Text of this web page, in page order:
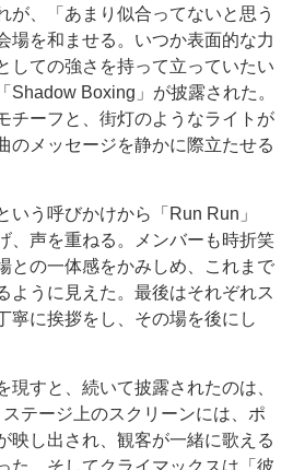
が、「あまり似合ってないと思う
場を和ませる。いつか表面的な力
しての強さを持って立っていたい
Shadow Boxing」が披露された。
チーフと、街灯のようなライトが
のメッセージを静かに際立たせる
う呼びかけから「Run Run」
、声を重ねる。メンバーも時折笑
との一体感をかみしめ、これまで
ように見えた。最後はそれぞれス
寧に挨拶をし、その場を後にし
すと、続いて披露されたのは、
ステージ上のスクリーンには、ポ
映し出され、観客が一緒に歌える
た。そしてクライマックスは「彼